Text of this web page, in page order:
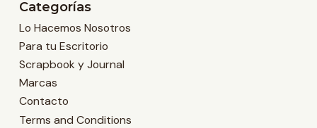
Categorías
Lo Hacemos Nosotros
Para tu Escritorio
Scrapbook y Journal
Marcas
Contacto
Terms and Conditions